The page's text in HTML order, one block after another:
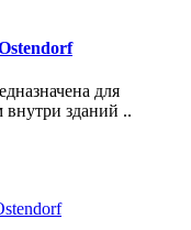
для
внутри зданий ..